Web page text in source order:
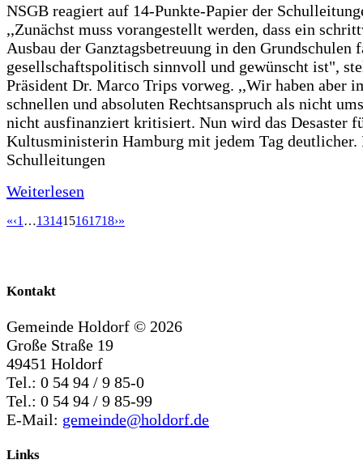
NSGB reagiert auf 14-Punkte-Papier der
,,Zunächst muss vorangestellt werden, dass ein
Ausbau der Ganztagsbetreuung in den Grundschulen
gesellschaftspolitisch sinnvoll und gewünscht ist",
Präsident Dr. Marco Trips vorweg. ,,Wir haben aber
schnellen und absoluten Rechtsanspruch als nicht
nicht ausfinanziert kritisiert. Nun wird das Desaster
Kultusministerin Hamburg mit jedem Tag deutlicher.
Schulleitungen
Weiterlesen
«‹1 …131415161718›»
Kontakt
Gemeinde Holdorf © 2026
Große Straße 19
49451 Holdorf
Tel.: 0 54 94 / 9 85-0
Tel.: 0 54 94 / 9 85-99
E-Mail: gemeinde@holdorf.de
Links